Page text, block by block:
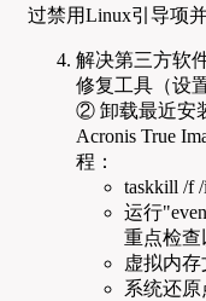
过禁用Linux引导项
解决第三方软
修复工具（设
② 卸载最近安
Acronis True
程：
taskkill /f
运行
重点检查
虚拟内存
系统还原